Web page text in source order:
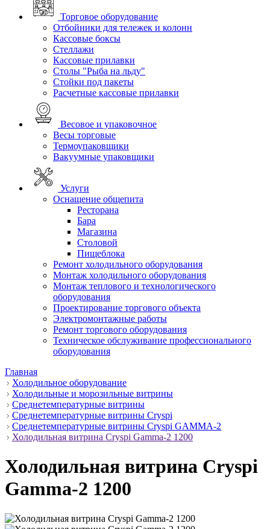
Торговое оборудование
Отбойники для тележек и колонн
Кассовые боксы
Стеллажи
Кассовые прилавки
Столы "Рыба на льду"
Стойки под пакеты
Расчетные кассовые прилавки
Весовое и упаковочное
Весы торговые
Термоупаковщики
Вакуумные упаковщики
Услуги
Оснащение общепита
Ресторана
Бара
Магазина
Столовой
Пищеблока
Ремонт холодильного оборудования
Монтаж холодильного оборудования
Монтаж теплового и технологического
оборудования
Проектирование торгового объекта
Электромонтажные работы
Ремонт торгового оборудования
Техническое обслуживание профессионального
оборудования
Главная
Холодильное оборудование
Холодильные и морозильные витрины
Среднетемпературные витрины
Среднетемпературные витрины Cryspi
Среднетемпературные витрины Cryspi GAMMA-2
Холодильная витрина Cryspi Gamma-2 1200
Холодильная витрина Cryspi
Gamma-2 1200